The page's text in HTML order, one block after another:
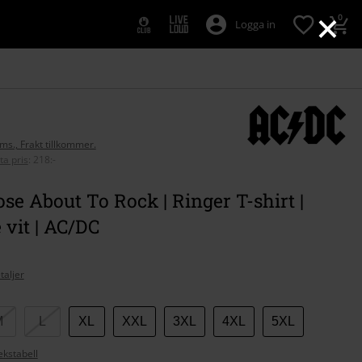
×
Logga in 0
Frakt tillkommer.
pris
218:-
About To Rock | Ringer T-shirt |
| AC/DC
XL XXL 3XL 4XL 5XL